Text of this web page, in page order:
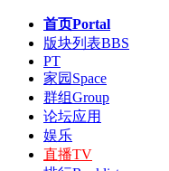
首页Portal
版块列表BBS
PT
家园 Space
群组Group
论坛应用
娱乐
直播TV